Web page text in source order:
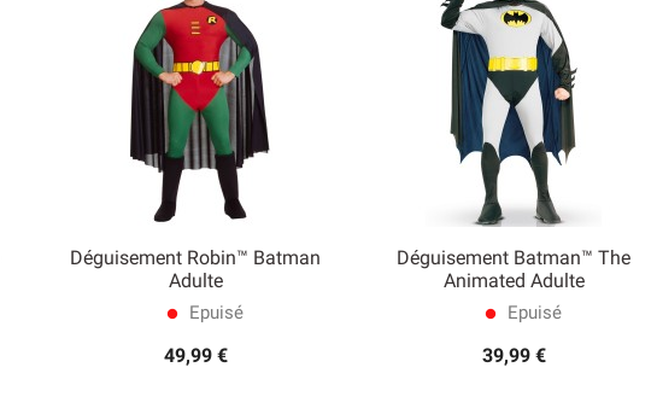
Déguisement Robin™ Batman
Adulte
lens Epuisé
49,99 €
Aperçu rapide
Déguisement Batman™ The
Animated Adulte
lens Epuisé
39,99 €
Aperçu rapide